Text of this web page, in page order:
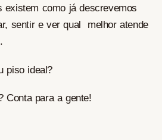
existem como já descrevemos
sentir e ver qual melhor atende
piso ideal?
Conta para a gente!